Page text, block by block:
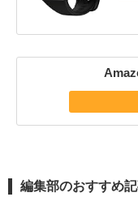
編集部のおすすめ